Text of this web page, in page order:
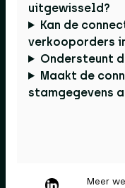
uitgewisseld?
Kan de
verkooporders
Ondersteunt
Maakt de
stamgegevens
Meer